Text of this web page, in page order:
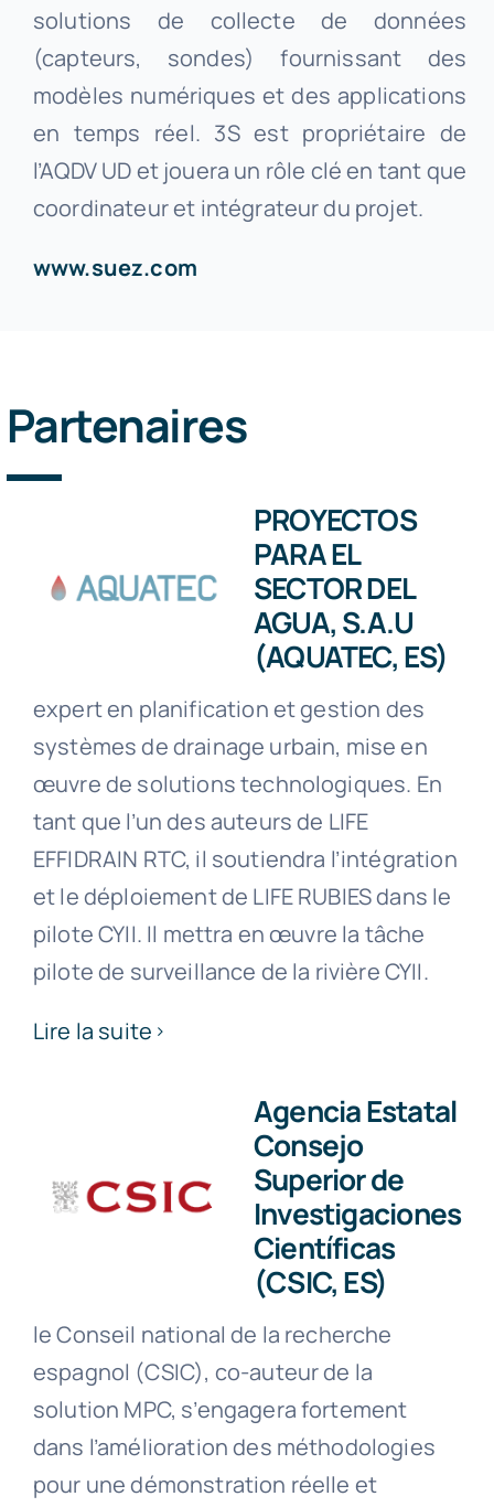
solutions de collecte de données
(capteurs, sondes) fournissant des
modèles numériques et des applications
en temps réel. 3S est propriétaire de
l’AQDV UD et jouera un rôle clé en tant que
coordinateur et intégrateur du projet.
www.suez.com
Partenaires
PROYECTOS
PARA EL
SECTOR DEL
AGUA, S.A.U
(AQUATEC, ES)
expert en planification et gestion des
systèmes de drainage urbain, mise en
œuvre de solutions technologiques. En
tant que l’un des auteurs de LIFE
EFFIDRAIN RTC, il soutiendra l’intégration
et le déploiement de LIFE RUBIES dans le
pilote CYII. Il mettra en œuvre la tâche
pilote de surveillance de la rivière CYII.
Lire la suite
Agencia Estatal
Consejo
Superior de
Investigaciones
Científicas
(CSIC, ES)
le Conseil national de la recherche
espagnol (CSIC), co-auteur de la
solution MPC, s’engagera fortement
dans l’amélioration des méthodologies
pour une démonstration réelle et